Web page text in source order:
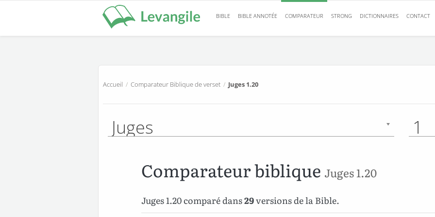
BIBLE BIBLE ANNOTÉE COMPARATEUR STRONG DICTIONNAIRES CONTACT
Accueil / Comparateur Biblique de verset / Juges 1.20
Juges 1
Comparateur biblique Juges 1.20
Juges 1.20 comparé dans29versions de la Bible.